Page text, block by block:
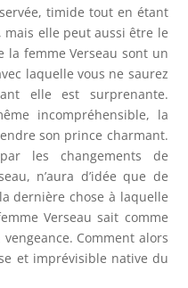
timide tout en étant
elle peut aussi être le
la femme Verseau sont un
laquelle vous ne saurez
elle est surprenante.
incompréhensible, la
son prince charmant.
les changements de
n’aura d’idée que de
dernière chose à laquelle
Verseau sait comme
Comment alors
et imprévisible native du